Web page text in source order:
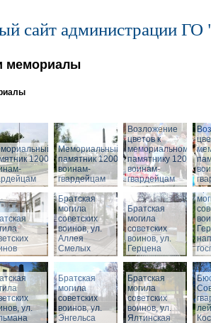
сайт администрации ГО
мемориалы
1200
Мемориальный
памятник 1200
воинам-
гвардейцам
Возложение
цветов к
мемориальному
памятнику 1200
воинам-
гвардейцам
Братская
могила
советских
воинов, ул.
Аллея
Смелых
Братская
могила
советских
воинов, ул.
Герцена
ул.
Братская
могила
советских
воинов, ул.
Энгельса
Братская
могила
советских
воинов, ул.
Ялтинская
Мемориальный
комплекс на